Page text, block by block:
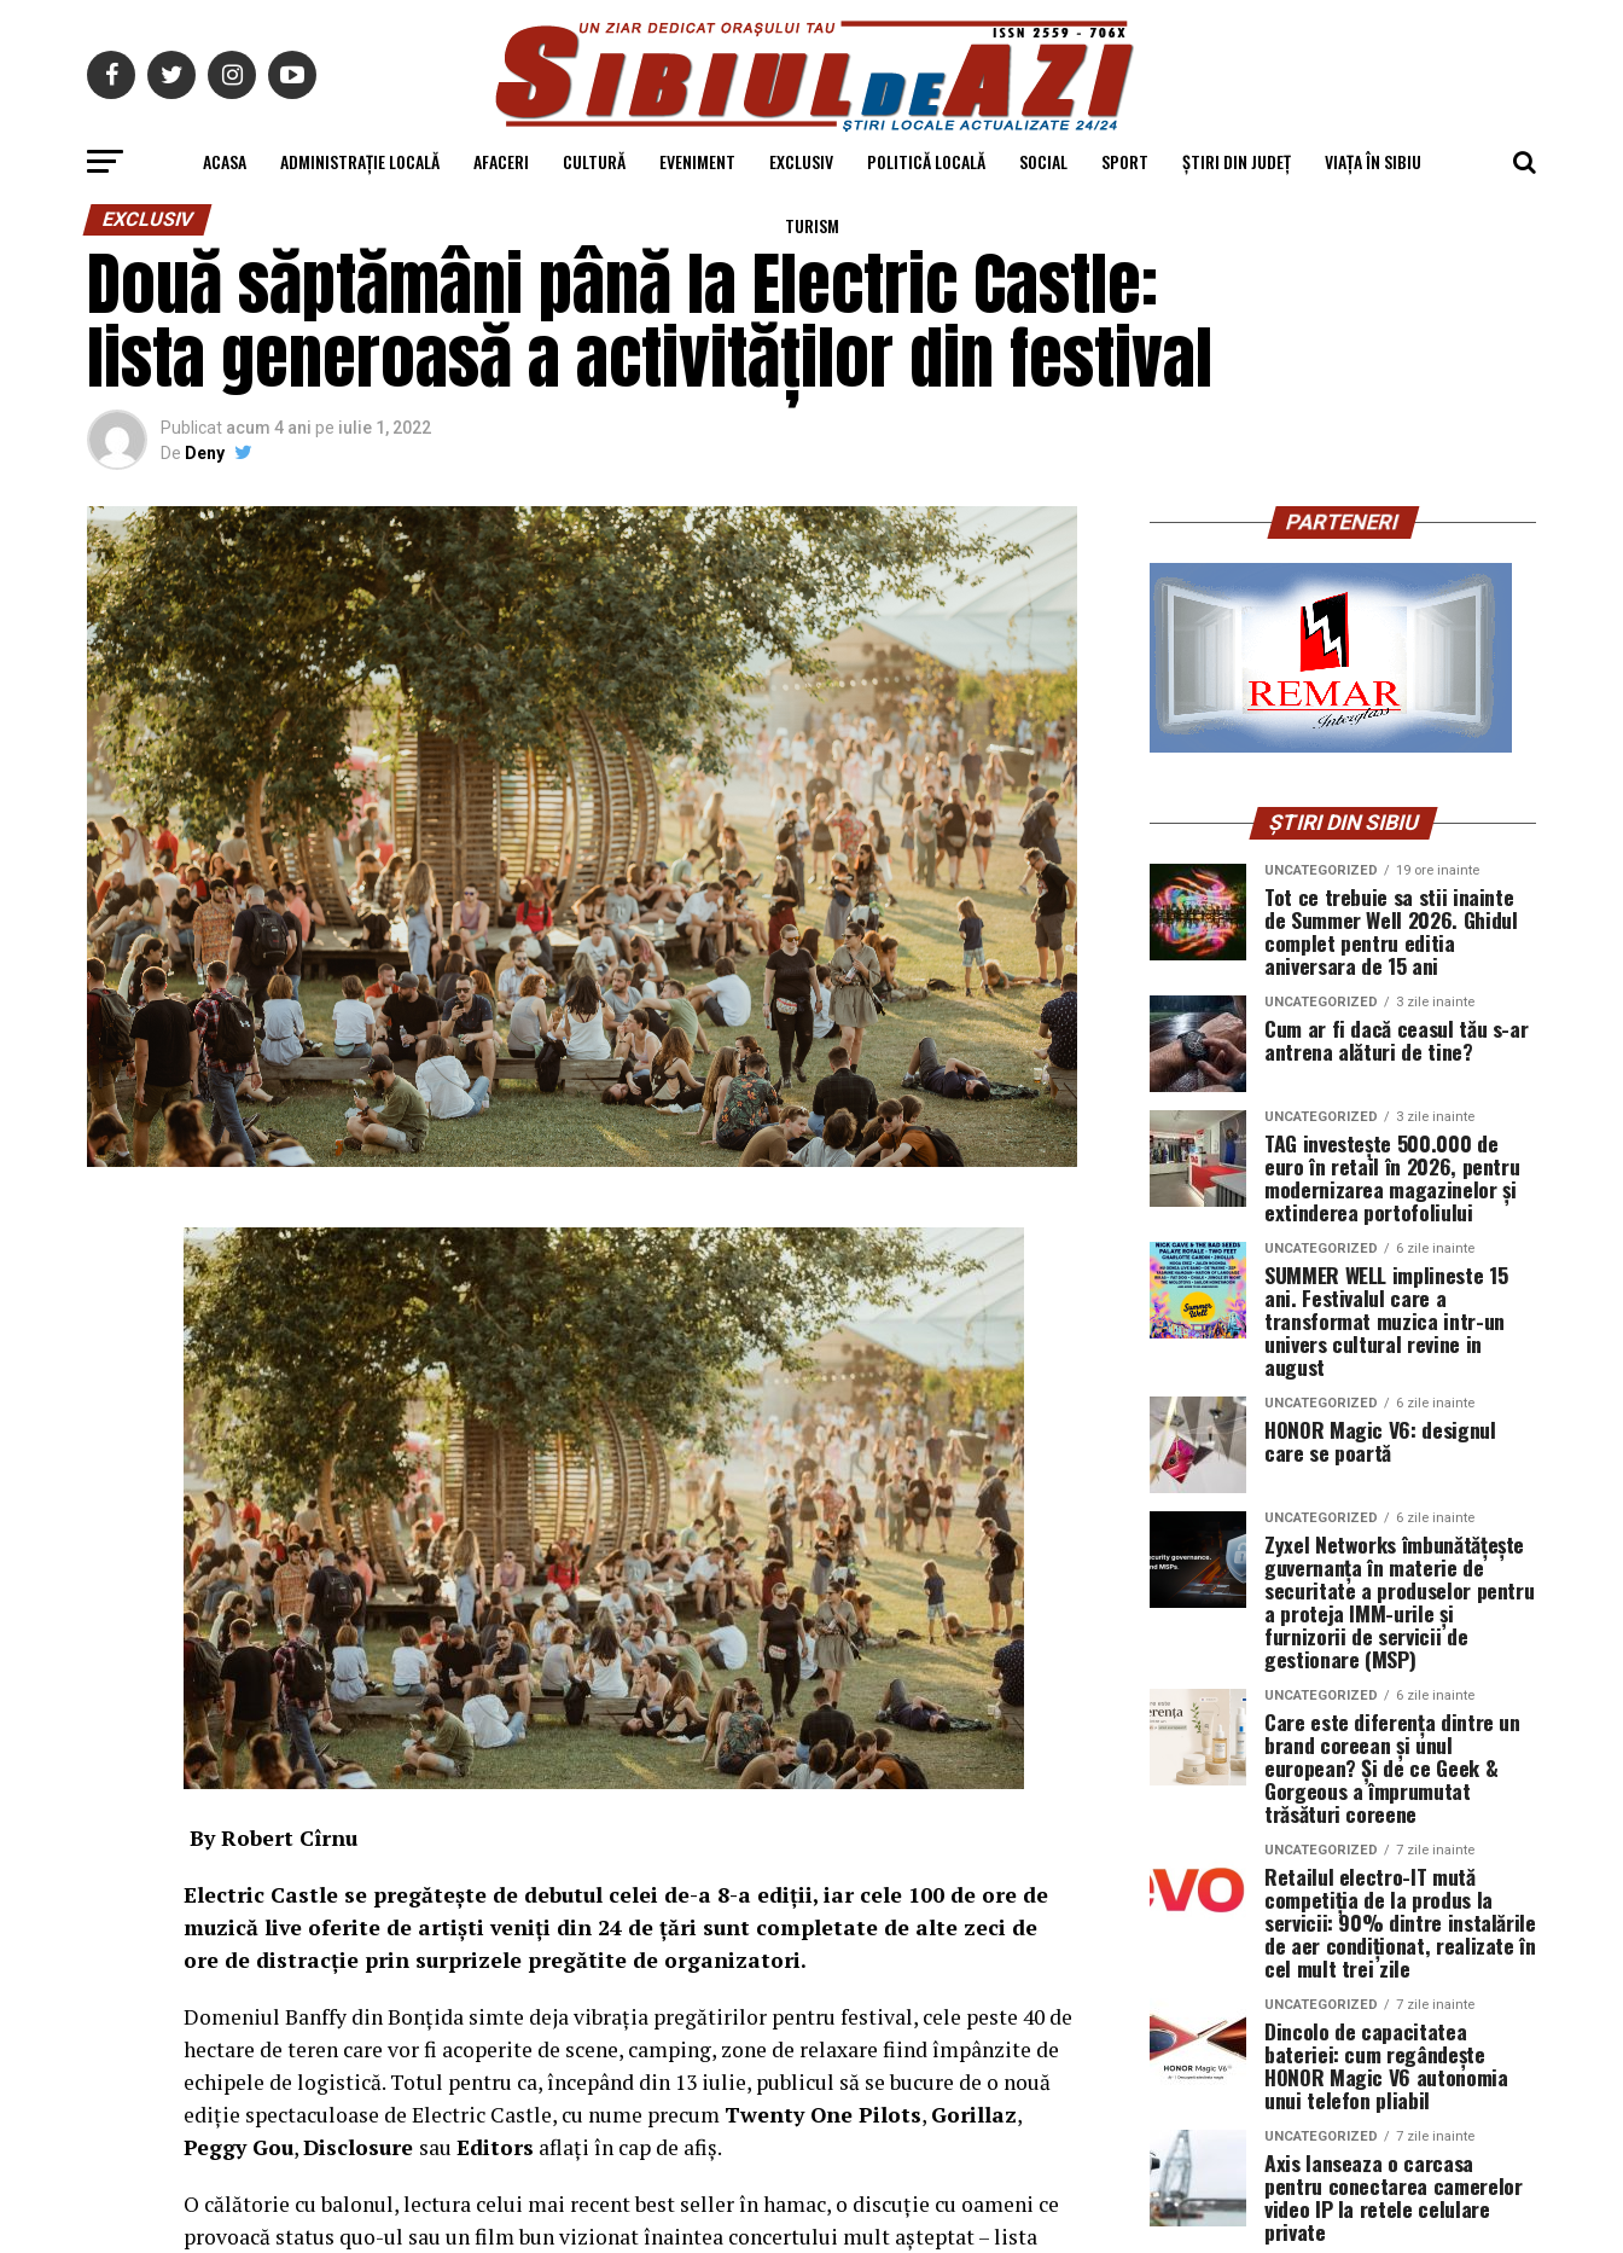
ACASA ADMINISTRAȚIE LOCALĂ AFACERI CULTURĂ EVENIMENT EXCLUSIV POLITICĂ LOCALĂ SOCIAL SPORT ȘTIRI DIN JUDEȚ VIAȚA ÎN SIBIU
TURISM
EXCLUSIV
Două săptămâni până la Electric Castle:
lista generoasă a activităților din festival
Publicat acum 4 ani pe iulie 1, 2022
De Deny
By Robert Cîrnu
Electric Castle se pregătește de debutul celei de-a 8-a ediții, iar cele 100 de ore de
muzică live oferite de artiști veniți din 24 de țări sunt completate de alte zeci de
ore de distracție prin surprizele pregătite de organizatori.
Domeniul Banffy din Bonțida simte deja vibrația pregătirilor pentru festival, cele peste 40 de
hectare de teren care vor fi acoperite de scene, camping, zone de relaxare fiind împânzite de
echipele de logistică. Totul pentru ca, începând din 13 iulie, publicul să se bucure de o nouă
ediție spectaculoase de Electric Castle, cu nume precum Twenty One Pilots, Gorillaz,
Peggy Gou,Disclosure sau Editors aflați în cap de afiș.
O călătorie cu balonul, lectura celui mai recent best seller în hamac, o discuție cu oameni ce
provoacă status quo-ul sau un film bun vizionat înaintea concertului mult așteptat – lista
PARTENERI
ȘTIRI DIN SIBIU
UNCATEGORIZED 19 ore inainte
Tot ce trebuie sa stii inainte
de Summer Well 2026. Ghidul
complet pentru editia
aniversara de 15 ani
UNCATEGORIZED 3 zile inainte
Cum ar fi dacă ceasul tău s-ar
antrena alături de tine?
UNCATEGORIZED 3 zile inainte
TAG investește 500.000 de
euro în retail în 2026, pentru
modernizarea magazinelor și
extinderea portofoliului
UNCATEGORIZED 6 zile inainte
SUMMER WELL implineste 15
ani. Festivalul care a
transformat muzica intr-un
univers cultural revine in
august
UNCATEGORIZED 6 zile inainte
HONOR Magic V6: designul
care se poartă
UNCATEGORIZED 6 zile inainte
Zyxel Networks îmbunătățește
guvernanța în materie de
securitate a produselor pentru
a proteja IMM-urile și
furnizorii de servicii de
gestionare (MSP)
UNCATEGORIZED 6 zile inainte
Care este diferența dintre un
brand coreean și unul
european? Și de ce Geek &
Gorgeous a împrumutat
trăsături coreene
UNCATEGORIZED 7 zile inainte
Retailul electro-IT mută
competiția de la produs la
servicii: 90% dintre instalările
de aer condiționat, realizate în
cel mult trei zile
UNCATEGORIZED 7 zile inainte
Dincolo de capacitatea
bateriei: cum regândește
HONOR Magic V6 autonomia
unui telefon pliabil
UNCATEGORIZED 7 zile inainte
Axis lanseaza o carcasa
pentru conectarea camerelor
video IP la retele celulare
private